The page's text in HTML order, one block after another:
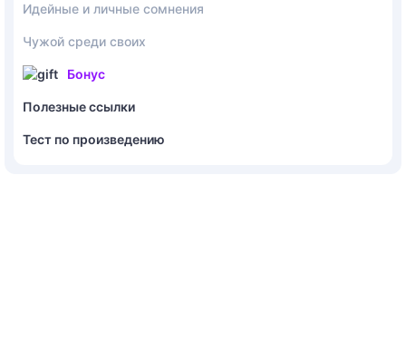
Идейные и личные сомнения
Чужой среди своих
Бонус
Полезные ссылки
Тест по произведению